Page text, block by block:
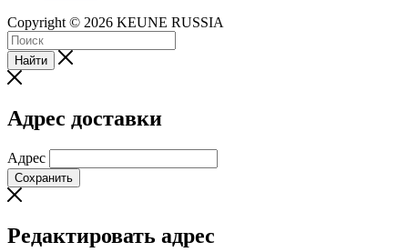
Copyright © 2026 KEUNE RUSSIA
Найти
Адрес доставки
Адрес
Сохранить
Редактировать адрес